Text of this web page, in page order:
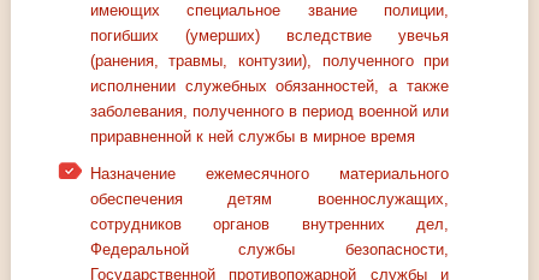
имеющих специальное звание полиции,
погибших (умерших) вследствие увечья
(ранения, травмы, контузии), полученного при
исполнении служебных обязанностей, а также
заболевания, полученного в период военной или
приравненной к ней службы в мирное время
Назначение ежемесячного материального
обеспечения детям военнослужащих,
сотрудников органов внутренних дел,
Федеральной службы безопасности,
Государственной противопожарной службы и